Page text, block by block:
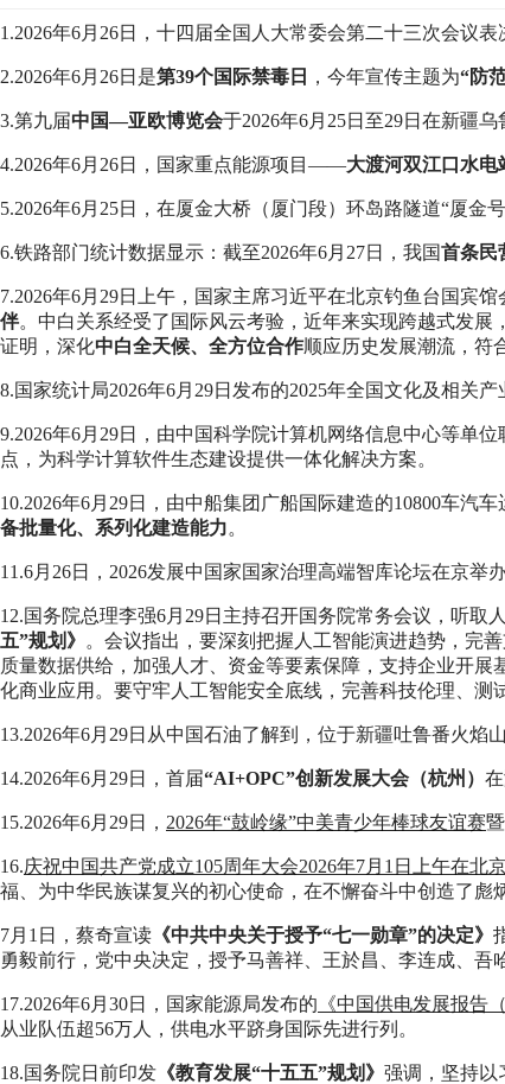
1.2026年6月26日，十四届全国人大常委会第二十三次会议
2.2026年6月26日是第39个国际禁毒日 ，今年宣传主题为“防
3.第九届中国—亚欧博览会于2026年6月25日至29日在新疆
4.2026年6月26日，国家重点能源项目——大渡河双江口水电
5.2026年6月25日，在厦金大桥（厦门段）环岛路隧道“厦金
6.铁路部门统计数据显示：截至2026年6月27日，我国首条民
7.2026年6月29日上午，国家主席习近平在北京钓鱼台国宾
伴。中白关系经受了国际风云考验，近年来实现跨越式发展
证明，深化中白全天候、全方位合作顺应历史发展潮流，符
8.国家统计局2026年6月29日发布的2025年全国文化及相关产
9.2026年6月29日，由中国科学院计算机网络信息中心等单位
点，为科学计算软件生态建设提供一体化解决方案。
10.2026年6月29日，由中船集团广船国际建造的10800车汽
备批量化、系列化建造能力。
11.6月26日，2026发展中国家国家治理高端智库论坛在京举
12.国务院总理李强6月29日主持召开国务院常务会议，听
五”规划》 。会议指出，要深刻把握人工智能演进趋势，完
质量数据供给，加强人才、资金等要素保障，支持企业开展
化商业应用。要守牢人工智能安全底线，完善科技伦理、测
13.2026年6月29日从中国石油了解到，位于新疆吐鲁番火
14.2026年6月29日，首届“AI+OPC”创新发展大会（杭州）
15.2026年6月29日， 2026年“鼓岭缘”中美青少年棒球友谊赛
16.庆祝中国共产党成立105周年大会2026年7月1日上午在
福、为中华民族谋复兴的初心使命，在不懈奋斗中创造了彪
7月1日，蔡奇宣读 《中共中央关于授予“七一勋章”的决定》
勇毅前行，党中央决定，授予马善祥、王於昌、李连成、吾
17.2026年6月30日，国家能源局发布的 《中国供电发展报告（
从业队伍超56万人，供电水平跻身国际先进行列。
18.国务院日前印发 《教育发展“十五五”规划》 强调，坚持以